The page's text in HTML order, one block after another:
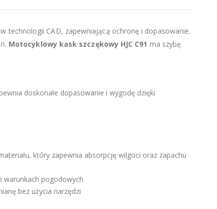
technologii CAD, zapewniającą ochronę i dopasowanie.
Motocyklowy kask szczękowy HJC C91 ma szybę
doskonałe dopasowanie i wygodę dzięki
który zapewnia absorpcję wilgoci oraz zapachu
warunkach pogodowych
bez użycia narzędzi